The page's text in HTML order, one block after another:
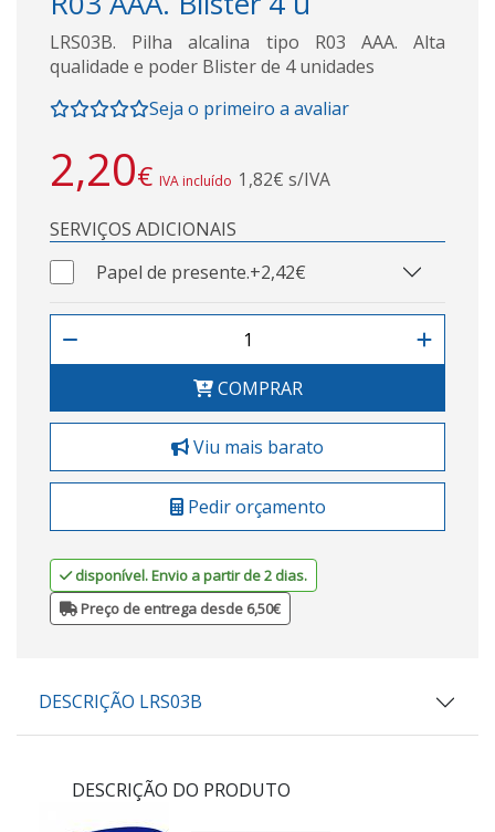
LRS03B. Pilha alcalina tipo R03 AAA. Alta
qualidade e poder Blister de 4 unidades
Seja o primeiro a avaliar
2,20€ IVA incluído 1,82€ s/IVA
SERVIÇOS ADICIONAIS
Papel de presente.+2,42€
COMPRAR
Viu mais barato
Pedir orçamento
disponível. Envio a partir de 2 dias.
Preço de entrega desde 6,50€
DESCRIÇÃO LRS03B
DESCRIÇÃO DO PRODUTO